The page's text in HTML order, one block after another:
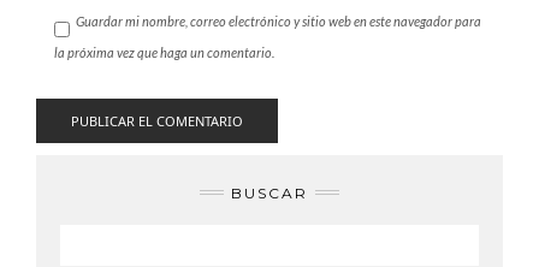
Guardar mi nombre, correo electrónico y sitio web en este navegador para
la próxima vez que haga un comentario.
BUSCAR